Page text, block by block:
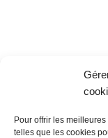
Pour offrir les
telles que les cookies